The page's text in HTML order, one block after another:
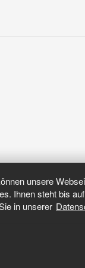
unsere
Ihnen steht bis
in unserer